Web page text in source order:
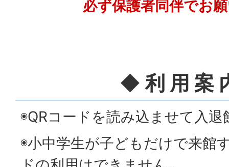
必ず保護者同伴でお
◆ 利 用 案
◉QRコードを読み込ませて入
◉小中学生が子どもだけで来館